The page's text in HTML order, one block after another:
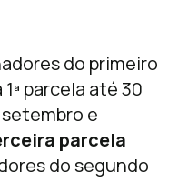
do primeiro
parcela até 30
e
parcela
do segundo